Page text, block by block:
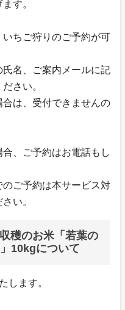
す。
ちご狩りのご予約が可
名、ご案内メールに記
さい。
は、受付できませんの
、ご予約はお電話もし
ご予約は本サービス対
い。
穫のお米「若葉の
10kgについて
します。